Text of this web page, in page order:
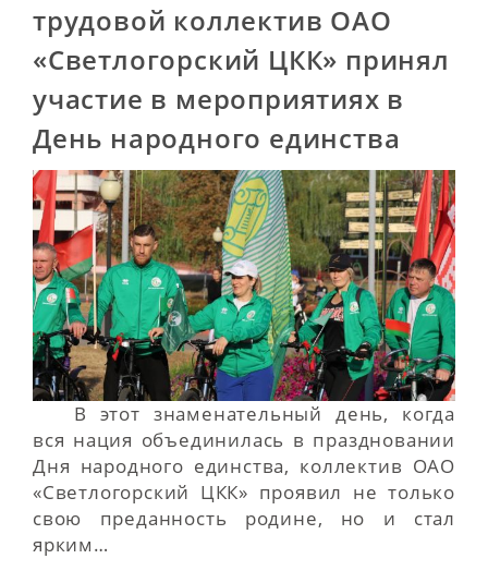
трудовой коллектив ОАО
«Светлогорский ЦКК» принял
участие в мероприятиях в
День народного единства
В этот знаменательный день, когда
вся нация объединилась в праздновании
Дня народного единства, коллектив ОАО
«Светлогорский ЦКК» проявил не только
свою преданность родине, но и стал
ярким…